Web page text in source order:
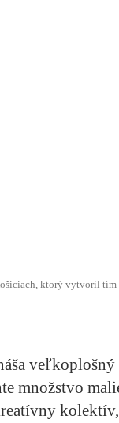
ktorý vytvoril
veľkoplošný
množstvo